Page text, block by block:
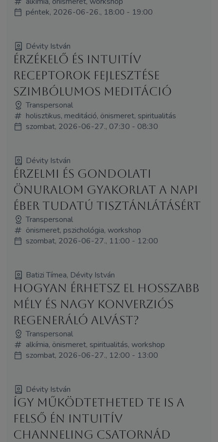
péntek, 2026-06-26., 18:00 - 19:00
Dévity István
Érzékelő és intuitív
receptorok fejlesztése
szimbólumos meditáció
Transpersonal
holisztikus, meditáció, önismeret, spiritualitás
szombat, 2026-06-27., 07:30 - 08:30
Dévity István
Érzelmi és gondolati
önuralom gyakorlat a napi
éber tudatú tisztánlátásért
Transpersonal
önismeret, pszichológia, workshop
szombat, 2026-06-27., 11:00 - 12:00
Batizi Tímea, Dévity István
Hogyan érhetsz el hosszabb
mély és nagy konverziós
regeneráló alvást?
Transpersonal
alkímia, önismeret, spiritualitás, workshop
szombat, 2026-06-27., 12:00 - 13:00
Dévity István
Így működtetheted Te is a
felső Én intuitív
channeling csatornád